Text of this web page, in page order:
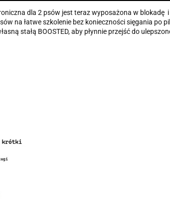
dla 2 psów jest teraz wyposażona w blokadę
na łatwe szkolenie bez konieczności sięgania po
stałą BOOSTED, aby płynnie przejść do